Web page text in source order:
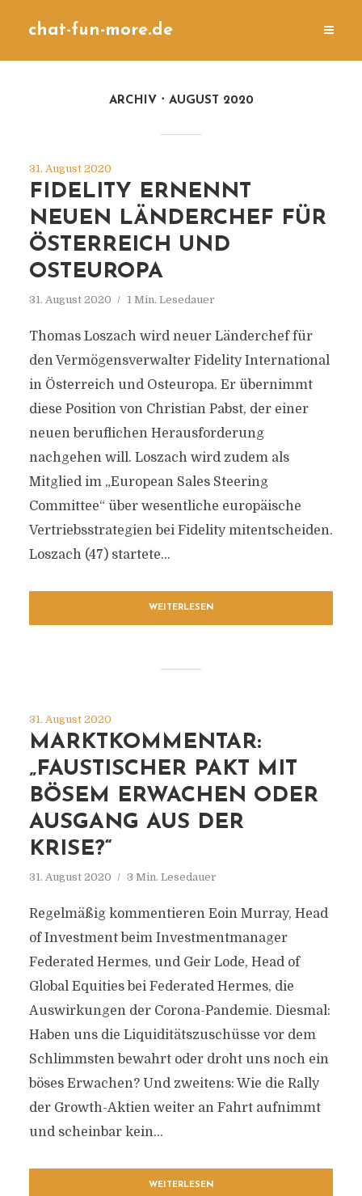
chat-fun-more.de
ARCHIV AUGUST 2020
31. August 2020
FIDELITY ERNENNT
NEUEN LÄNDERCHEF FÜR
ÖSTERREICH UND
OSTEUROPA
31. August 2020 1 Min. Lesedauer
Thomas Loszach wird neuer Länderchef für
den Vermögensverwalter Fidelity International
in Österreich und Osteuropa. Er übernimmt
diese Position von Christian Pabst, der einer
neuen beruflichen Herausforderung
nachgehen will. Loszach wird zudem als
Mitglied im „European Sales Steering
Committee“ über wesentliche europäische
Vertriebsstrategien bei Fidelity mitentscheiden.
Loszach (47) startete...
WEITERLESEN
31. August 2020
MARKTKOMMENTAR:
„FAUSTISCHER PAKT MIT
BÖSEM ERWACHEN ODER
AUSGANG AUS DER
KRISE?“
31. August 2020 3 Min. Lesedauer
Regelmäßig kommentieren Eoin Murray, Head
of Investment beim Investmentmanager
Federated Hermes, und Geir Lode, Head of
Global Equities bei Federated Hermes, die
Auswirkungen der Corona-Pandemie. Diesmal:
Haben uns die Liquiditätszuschüsse vor dem
Schlimmsten bewahrt oder droht uns noch ein
böses Erwachen? Und zweitens: Wie die Rally
der Growth-Aktien weiter an Fahrt aufnimmt
und scheinbar kein...
WEITERLESEN